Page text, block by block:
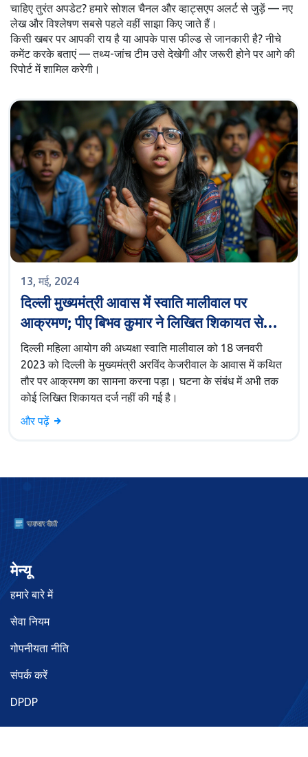
चाहिए तुरंत अपडेट? हमारे सोशल चैनल और व्हाट्सएप अलर्ट से जुड़ें — नए
लेख और विश्लेषण सबसे पहले वहीं साझा किए जाते हैं।
किसी खबर पर आपकी राय है या आपके पास फील्ड से जानकारी है? नीचे
कमेंट करके बताएं — तथ्य-जांच टीम उसे देखेगी और जरूरी होने पर आगे की
रिपोर्ट में शामिल करेगी।
13, मई, 2024
दिल्ली मुख्यमंत्री आवास में स्वाति मालीवाल पर
आक्रमण; पीए बिभव कुमार ने लिखित शिकायत से
किया इनकार
दिल्ली महिला आयोग की अध्यक्षा स्वाति मालीवाल को 18 जनवरी
2023 को दिल्ली के मुख्यमंत्री अरविंद केजरीवाल के आवास में कथित
तौर पर आक्रमण का सामना करना पड़ा। घटना के संबंध में अभी तक
कोई लिखित शिकायत दर्ज नहीं की गई है।
और पढ़ें
मेन्यू
हमारे बारे में
सेवा नियम
गोपनीयता नीति
संपर्क करें
DPDP